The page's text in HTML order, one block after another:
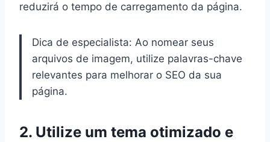
reduzirá o tempo de carregamento da página.
Dica de especialista: Ao nomear seus
arquivos de imagem, utilize palavras-chave
relevantes para melhorar o SEO da sua
página.
2. Utilize um tema otimizado e